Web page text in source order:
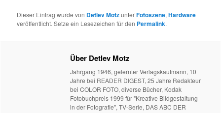
Dieser Eintrag wurde von Detlev MotzunterFotoszene,Hardware
veröffentlicht. Setze ein Lesezeichen für den Permalink.
Über Detlev Motz
Jahrgang 1946, gelernter Verlagskaufmann, 10
Jahre bei READER DIGEST, 25 Jahre Redakteur
bei COLOR FOTO, diverse Bücher, Kodak
Fotobuchpreis 1999 für "Kreative Bildgestaltung
in der Fotografie", TV-Serie, DAS ABC DER